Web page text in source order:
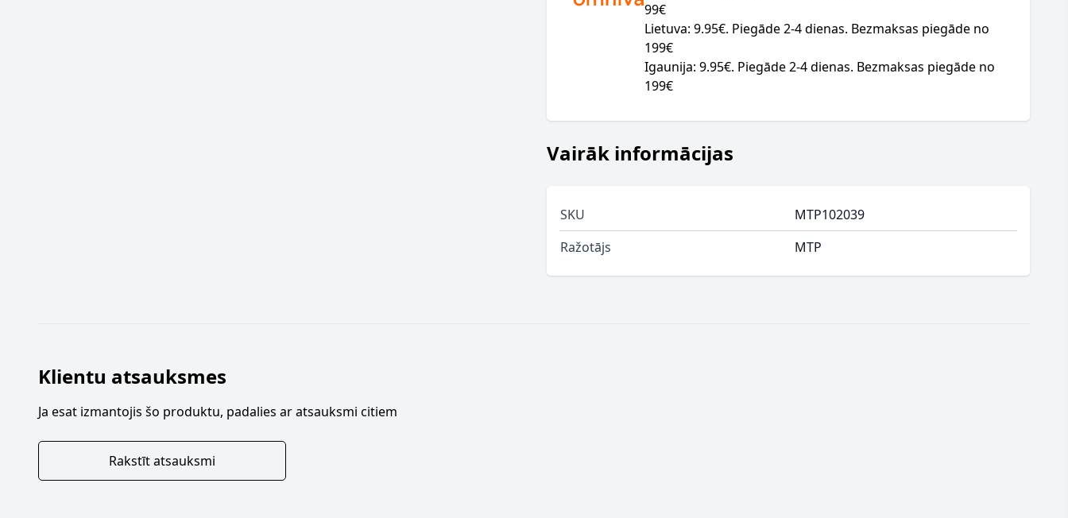
99€
Lietuva: 9.95€. Piegāde 2-4 dienas. Bezmaksas piegāde no
199€
Igaunija: 9.95€. Piegāde 2-4 dienas. Bezmaksas piegāde no
199€
Vairāk informācijas
SKU
MTP102039
Ražotājs
MTP
Klientu atsauksmes
Ja esat izmantojis šo produktu, padalies ar atsauksmi citiem
Rakstīt atsauksmi